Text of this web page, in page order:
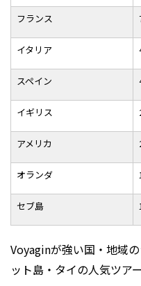
フランス
イタリア
スペイン
イギリス
アメリカ
オランダ
セブ島
Voyaginが強い国・地域
ット島・タイの人気ツア